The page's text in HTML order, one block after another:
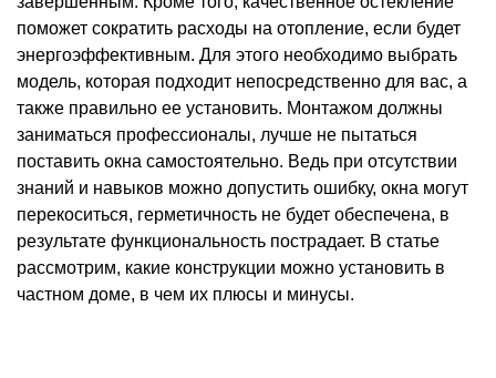
поможет сократить расходы на отопление, если будет
энергоэффективным. Для этого необходимо выбрать
модель, которая подходит непосредственно для вас, а
также правильно ее установить. Монтажом должны
заниматься профессионалы, лучше не пытаться
поставить окна самостоятельно. Ведь при отсутствии
знаний и навыков можно допустить ошибку, окна могут
перекоситься, герметичность не будет обеспечена, в
результате функциональность пострадает. В статье
рассмотрим, какие конструкции можно установить в
частном доме, в чем их плюсы и минусы.